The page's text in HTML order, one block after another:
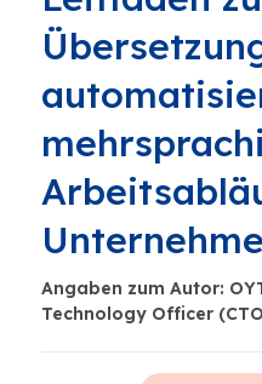
Angaben zum Autor:
Technology Officer